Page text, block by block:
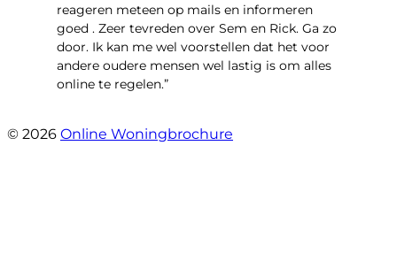
reageren meteen op mails en informeren
goed . Zeer tevreden over Sem en Rick. Ga zo
door. Ik kan me wel voorstellen dat het voor
andere oudere mensen wel lastig is om alles
online te regelen.”
© 2026 Online Woningbrochure